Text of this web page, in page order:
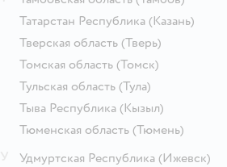
Татарстан Республика (Казань)
Тверская область (Тверь)
Томская область (Томск)
Тульская область (Тула)
Тыва Республика (Кызыл)
Тюменская область (Тюмень)
Удмуртская Республика (Ижевск)